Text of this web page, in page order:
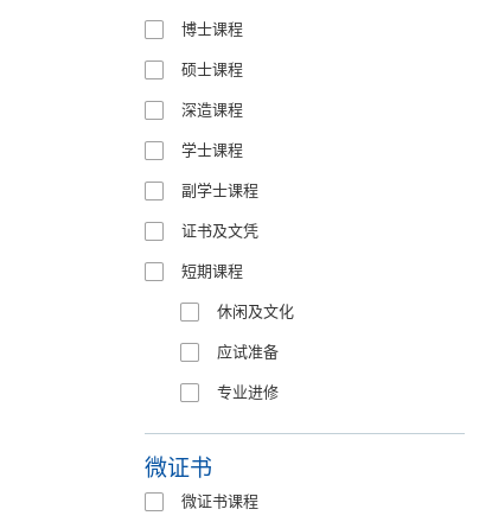
博士课程
硕士课程
深造课程
学士课程
副学士课程
证书及文凭
短期课程
休闲及文化
应试准备
专业进修
微证书
微证书课程